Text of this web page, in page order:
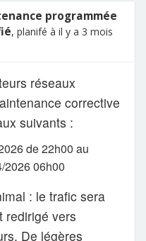
programmée
, planifé à il y a 3 mois
réseaux
corrective
suivants :
de 22h00 au
2026 06h00
: le trafic sera
redirigé vers
De légères